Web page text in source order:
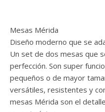
Mesas Mérida
Diseño moderno que se
Un set de dos mesas que
perfección. Son super
pequeños o de mayor
versátiles, resistentes y
mesas Mérida son el